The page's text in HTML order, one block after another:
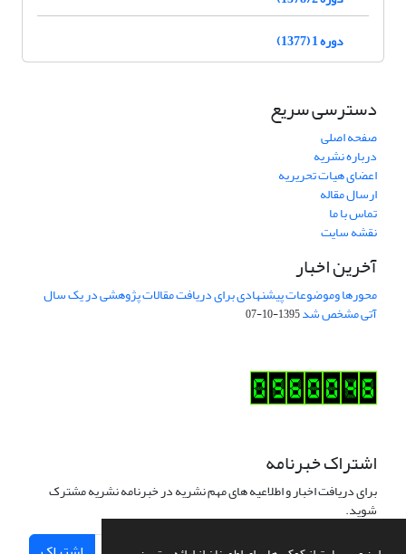
دوره 1 (1377)
دسترسی سریع
صفحه اصلی
درباره نشریه
اعضای هیات تحریریه
ارسال مقاله
تماس با ما
نقشه سایت
آخرین اخبار
محورها وموضوعات پیشنهادی برای دریافت مقالات پژوهشی در یک سال
آتی مشخص شد1395-10-07
اشتراک خبرنامه
برای دریافت اخبار و اطلاعیه های مهم نشریه در خبرنامه نشریه مشترک
شوید.